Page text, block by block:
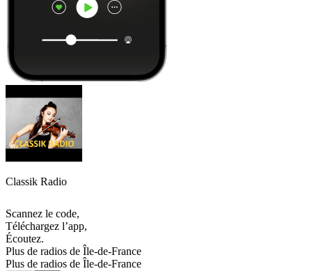
Classik Radio
Scannez le code,
Téléchargez l’app,
Écoutez.
Plus de radios de Île-de-France
Plus de radios de Île-de-France